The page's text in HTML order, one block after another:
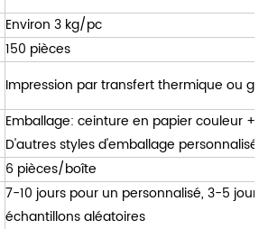
Environ 3 kg/pc
150 pièces
Impression par transfert thermique ou
Emballage: ceinture en papier couleur +
D'autres styles d'emballage
6 pièces/boîte
7-10 jours pour un personnalisé, 3-5
échantillons aléatoires